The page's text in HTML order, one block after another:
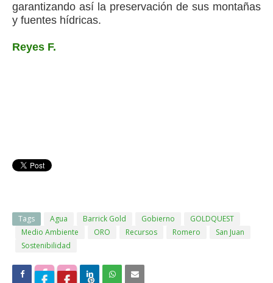
garantizando así la preservación de sus montañas
y fuentes hídricas.
Reyes F.
Tags Agua Barrick Gold Gobierno
GOLDQUEST
Medio Ambiente
ORO Recursos Romero
San Juan
Sostenibilidad